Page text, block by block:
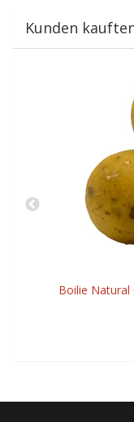
Kunden
Boilie Natural